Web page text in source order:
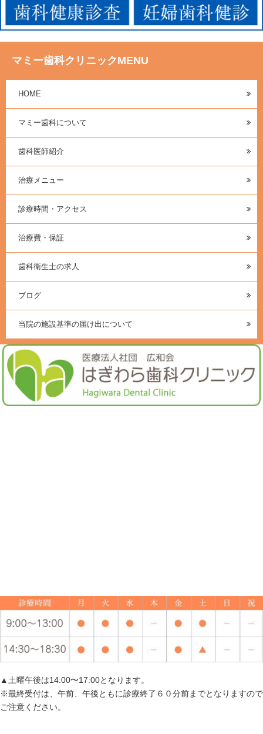
マミー歯科クリニックMENU
HOME
マミー歯科について
歯科医師紹介
治療メニュー
診療時間・アクセス
治療費・保証
歯科衛生士の求人
ブログ
当院の施設基準の届け出について
▲土曜午後は14:00〜17:00となります。
※最終受付は、午前、午後ともに診療終了６０分前までとなりますので
ご注意ください。